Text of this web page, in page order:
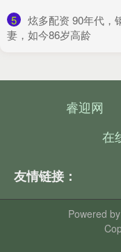
5
炫多配资 90年代，
妻，如今86岁高龄
睿迎网
在
友情链接：
Powered by